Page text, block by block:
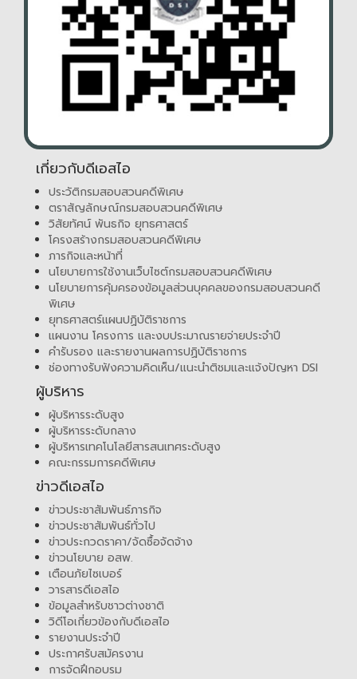
เกี่ยวกับดีเอสไอ
ประวัติกรมสอบสวนคดีพิเศษ
ตราสัญลักษณ์กรมสอบสวนคดีพิเศษ
วิสัยทัศน์ พันธกิจ ยุทธศาสตร์
โครงสร้างกรมสอบสวนคดีพิเศษ
ภารกิจและหน้าที่
นโยบายการใช้งานเว็บไซต์กรมสอบสวนคดีพิเศษ
นโยบายการคุ้มครองข้อมูลส่วนบุคคลของกรมสอบสวนคดี
พิเศษ
ยุทธศาสตร์แผนปฏิบัติราชการ
แผนงาน โครงการ และงบประมาณรายจ่ายประจำปี
คำรับรอง และรายงานผลการปฏิบัติราชการ
ช่องทางรับฟังความคิดเห็น/แนะนำติชมและแจ้งปัญหา DSI
ผู้บริหาร
ผู้บริหารระดับสูง
ผู้บริหารระดับกลาง
ผู้บริหารเทคโนโลยีสารสนเทศระดับสูง
คณะกรรมการคดีพิเศษ
ข่าวดีเอสไอ
ข่าวประชาสัมพันธ์ภารกิจ
ข่าวประชาสัมพันธ์ทั่วไป
ข่าวประกวดราคา/จัดซื้อจัดจ้าง
ข่าวนโยบาย อสพ.
เตือนภัยไซเบอร์
วารสารดีเอสไอ
ข้อมูลสำหรับชาวต่างชาติ
วิดีโอเกี่ยวข้องกับดีเอสไอ
รายงานประจำปี
ประกาศรับสมัครงาน
การจัดฝึกอบรม